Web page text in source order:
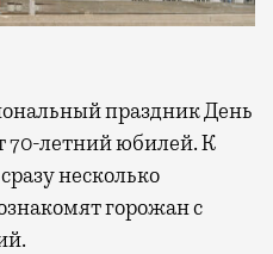
70-летний юбилей. К
несколько
горожан с